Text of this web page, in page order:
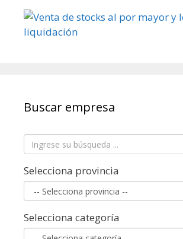
Buscar empresa
Selecciona provincia
Selecciona categoría